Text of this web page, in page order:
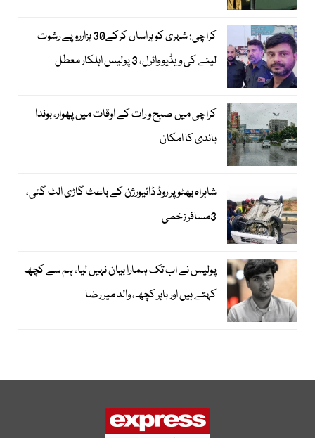
کراچی: شہری کو ہراساں کرکے30 ہزارروپے رشوت
لینے کی ویڈیو وائرل، 3 پولیس اہلکار معطل
کراچی میں صبح و رات کے اوقات میں پھوار، بوندا
باندی کا امکان
شاہراہ بھٹو پر روڈ ڈائیورژن کے باعث گاڑی الٹ گئی،
3مسافر زخمی
پولیس نے اب تک ہمارا بیان نہیں لیا، ہم سے کچھ
کہتے ہیں اور باہر کچھ، والد میر رضا